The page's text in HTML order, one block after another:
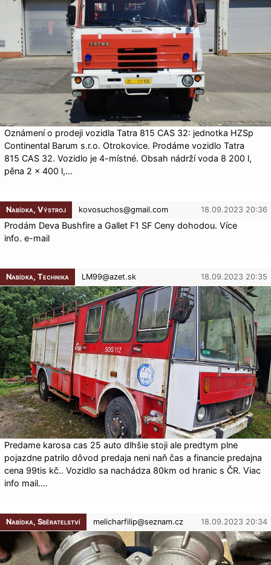
Oznámení o prodeji vozidla Tatra 815 CAS 32: jednotka HZSp
Continental Barum s.r.o. Otrokovice. Prodáme vozidlo Tatra
815 CAS 32. Vozidlo je 4-místné. Obsah nádrží voda 8 200 l,
pěna 2 × 400 l,…
Nabídka, Výstroj kovosuchos@gmail.com 18.09.2023 20:36
Prodám Deva Bushfire a Gallet F1 SF Ceny dohodou. Více
info. e-mail
Nabídka, Technika LM99@azet.sk 18.09.2023 20:35
Predame karosa cas 25 auto dlhšie stoji ale predtym plne
pojazdne patrilo dôvod predaja neni naň čas a financie predajna
cena 99tis kč.. Vozidlo sa nachádza 80km od hranic s ČR. Viac
info mail.…
Nabídka, Sběratelství melicharfilip@seznam.cz 18.09.2023 20:34